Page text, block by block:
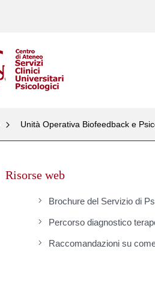
Unità Operativa Biofeedback e
Risorse web
Brochure del Servizio di
Percorso diagnostico
Raccomandazioni su